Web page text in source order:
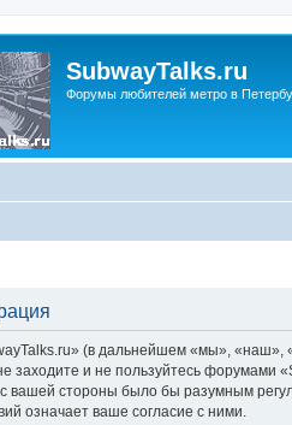
SubwayTalks.ru
Форумы любителей метро в
(в дальнейшем «мы», «наш»,
заходите и не пользуйтесь
вашей стороны было бы разумным
означает ваше согласие с ними.